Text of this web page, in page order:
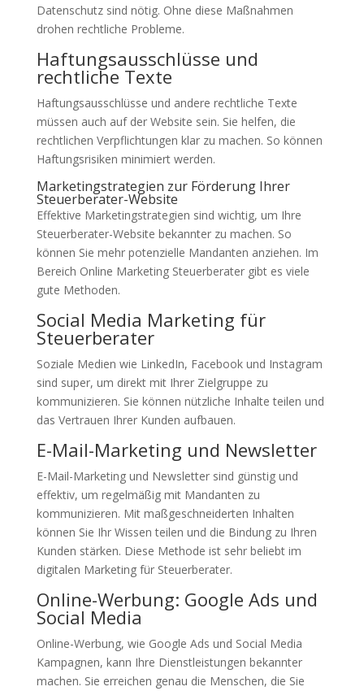
Datenschutz sind nötig. Ohne diese Maßnahmen
drohen rechtliche Probleme.
Haftungsausschlüsse und
rechtliche Texte
Haftungsausschlüsse und andere rechtliche Texte
müssen auch auf der Website sein. Sie helfen, die
rechtlichen Verpflichtungen klar zu machen. So können
Haftungsrisiken minimiert werden.
Marketingstrategien zur Förderung Ihrer
Steuerberater-Website
Effektive Marketingstrategien sind wichtig, um Ihre
Steuerberater-Website bekannter zu machen. So
können Sie mehr potenzielle Mandanten anziehen. Im
Bereich Online Marketing Steuerberater gibt es viele
gute Methoden.
Social Media Marketing für
Steuerberater
Soziale Medien wie LinkedIn, Facebook und Instagram
sind super, um direkt mit Ihrer Zielgruppe zu
kommunizieren. Sie können nützliche Inhalte teilen und
das Vertrauen Ihrer Kunden aufbauen.
E-Mail-Marketing und Newsletter
E-Mail-Marketing und Newsletter sind günstig und
effektiv, um regelmäßig mit Mandanten zu
kommunizieren. Mit maßgeschneiderten Inhalten
können Sie Ihr Wissen teilen und die Bindung zu Ihren
Kunden stärken. Diese Methode ist sehr beliebt im
digitalen Marketing für Steuerberater.
Online-Werbung: Google Ads und
Social Media
Online-Werbung, wie Google Ads und Social Media
Kampagnen, kann Ihre Dienstleistungen bekannter
machen. Sie erreichen genau die Menschen, die Sie